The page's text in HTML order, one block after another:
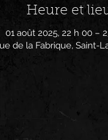
Heure et
01 août 2025, 22 h 00 –
de la Fabrique, Saint-